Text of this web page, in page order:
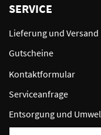
SERVICE
Lieferung und Versand
Gutscheine
Kontaktformular
Serviceanfrage
Entsorgung und